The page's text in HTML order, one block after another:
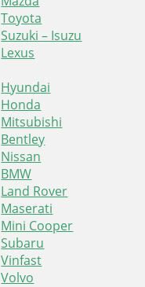
Toyota
Suzuki – Isuzu
Lexus
Hyundai
Honda
Mitsubishi
Bentley
Nissan
BMW
Land Rover
Maserati
Mini Cooper
Subaru
Vinfast
Volvo